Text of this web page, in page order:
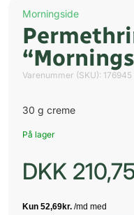
Morningside
Varenummer (SKU): 176945
30 g creme
På lager
DKK